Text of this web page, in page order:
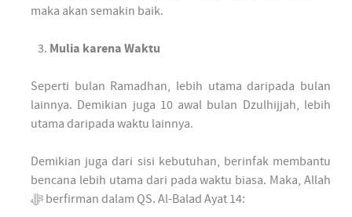
maka akan semakin baik.
Mulia karena Waktu
Seperti bulan Ramadhan, lebih utama daripada bulan
lainnya. Demikian juga 10 awal bulan Dzulhijjah, lebih
utama daripada waktu lainnya.
Demikian juga dari sisi kebutuhan, berinfak membantu
bencana lebih utama dari pada waktu biasa. Maka, Allah
ﷻ berfirman dalam QS. Al-Balad Ayat 14: